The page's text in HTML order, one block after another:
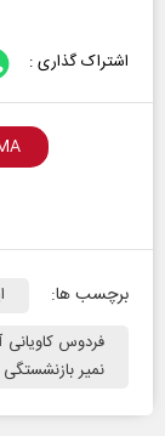
اشتراک گذاری :
برچسب ها:
فردوس کاویانی
نمیر